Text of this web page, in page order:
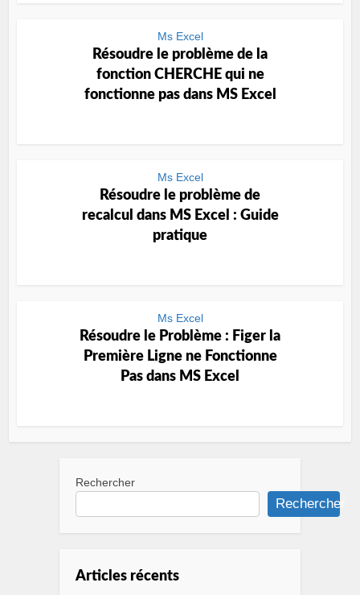
Ms Excel
Résoudre le problème de la
fonction CHERCHE qui ne
fonctionne pas dans MS Excel
Ms Excel
Résoudre le problème de
recalcul dans MS Excel : Guide
pratique
Ms Excel
Résoudre le Problème : Figer la
Première Ligne ne Fonctionne
Pas dans MS Excel
Rechercher
Rechercher
Articles récents